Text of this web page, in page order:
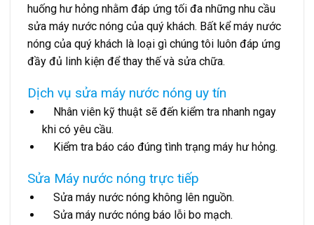
huống hư hỏng nhằm đáp ứng tối đa những nhu cầu
sửa máy nước nóng của quý khách. Bất kể máy nước
nóng của quý khách là loại gì chúng tôi luôn đáp ứng
đầy đủ linh kiện để thay thế và sửa chữa.
Dịch vụ sửa máy nước nóng uy tín
Nhân viên kỹ thuật sẽ đến kiểm tra nhanh ngay
khi có yêu cầu.
Kiểm tra báo cáo đúng tình trạng máy hư hỏng.
Sửa Máy nước nóng trực tiếp
Sửa máy nước nóng không lên nguồn.
Sửa máy nước nóng báo lỗi bo mạch.